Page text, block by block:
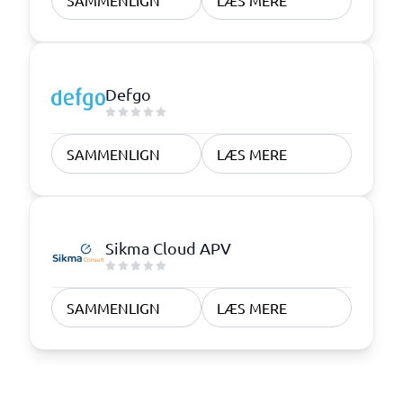
Defgo
SAMMENLIGN LÆS MERE
Sikma Cloud APV
SAMMENLIGN LÆS MERE